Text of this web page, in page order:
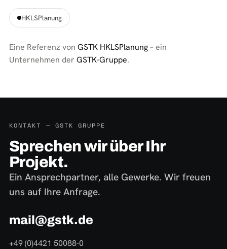
HKLSPlanung
Eine Referenz von GSTK HKLSPlanung– ein
Unternehmen der GSTK-Gruppe.
KONTAKT — GSTK GRUPPE
Sprechen wir über Ihr
Projekt.
Ein Ansprechpartner, alle Gewerke. Wir freuen
uns auf Ihre Anfrage.
mail@gstk.de
+49 (0)4421 50088-0